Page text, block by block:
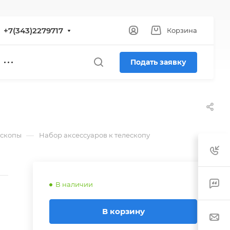
+7(343)2279717 Корзина
Подать заявку
— Набор аксессуаров к телескопу
В наличии
В корзину